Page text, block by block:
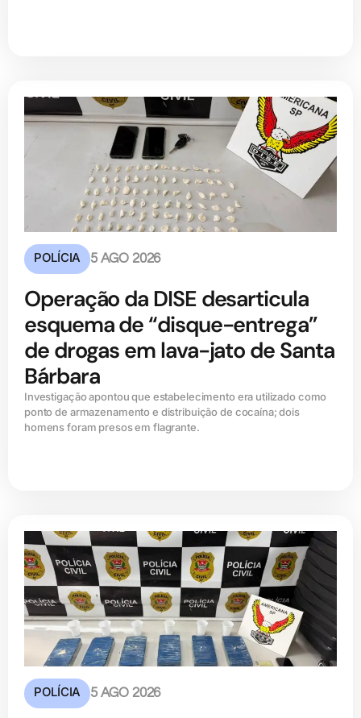
POLÍCIA 5 AGO 2026
Operação da DISE desarticula
esquema de “disque-entrega”
de drogas em lava-jato de Santa
Bárbara
Investigação apontou que estabelecimento era utilizado como
ponto de armazenamento e distribuição de cocaína; dois
homens foram presos em flagrante.
POLÍCIA 5 AGO 2026